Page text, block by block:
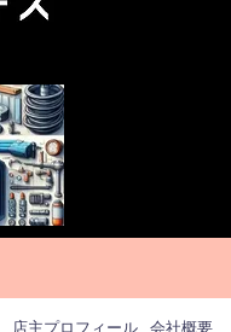
店主プロフィール 会社概要